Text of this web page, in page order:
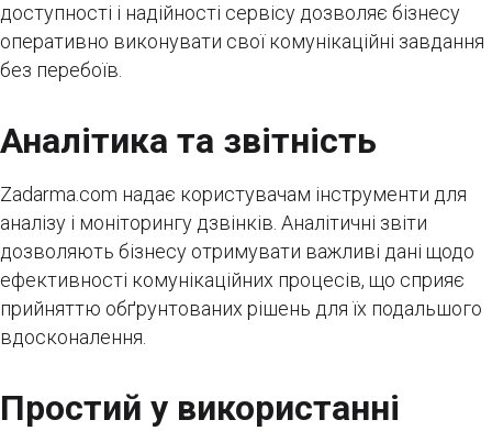
доступності і надійності сервісу дозволяє бізнесу
оперативно виконувати свої комунікаційні завдання
без перебоїв.
Аналітика та звітність
Zadarma.com надає користувачам інструменти для
аналізу і моніторингу дзвінків. Аналітичні звіти
дозволяють бізнесу отримувати важливі дані щодо
ефективності комунікаційних процесів, що сприяє
прийняттю обґрунтованих рішень для їх подальшого
вдосконалення.
Простий у використанні